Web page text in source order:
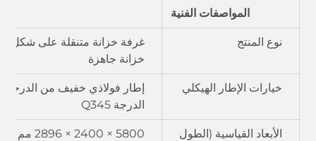
المواصفات الفنية
نوع المنتج
غرفة خزانة متنقلة على شكل
خزانة جاهزة
خيارات الإطار الهيكلي
الدرجة Q345
الأبعاد القياسية (الطول